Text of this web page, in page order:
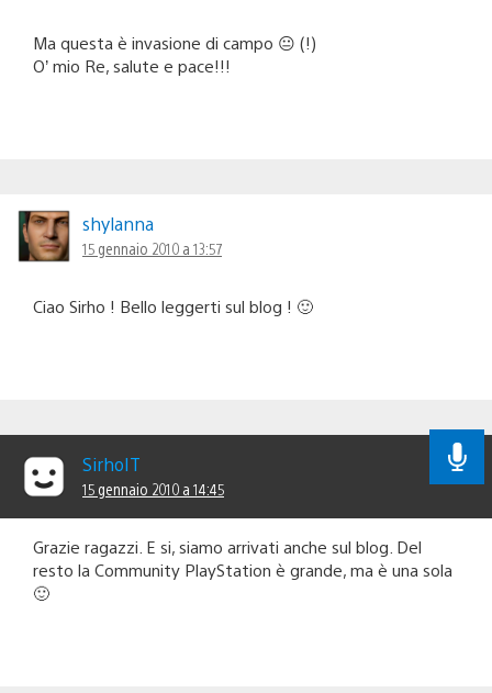
Ma questa è invasione di campo 😐 (!)
O’ mio Re, salute e pace!!!
shylanna
15 gennaio 2010 a 13:57
Ciao Sirho ! Bello leggerti sul blog ! 🙂
SirhoIT
15 gennaio 2010 a 14:45
Grazie ragazzi. E si, siamo arrivati anche sul blog. Del
resto la Community PlayStation è grande, ma è una sola
🙂